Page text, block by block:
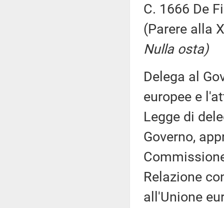
C. 1666 De
(Parere alla
Nulla osta)
Delega al
europee e
Legge di
Governo,
Relazione
all'Unione